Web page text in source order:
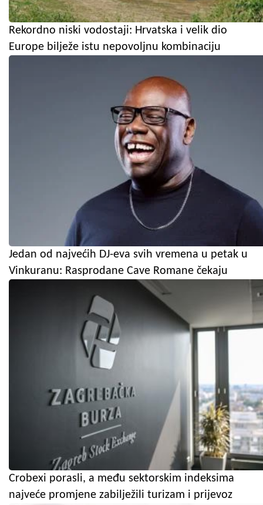
Rekordno niski vodostaji: Hrvatska i velik dio
Europe bilježe istu nepovoljnu kombinaciju
Jedan od najvećih DJ-eva svih vremena u petak u
Vinkuranu: Rasprodane Cave Romane čekaju
Crobexi porasli, a među sektorskim indeksima
najveće promjene zabilježili turizam i prijevoz